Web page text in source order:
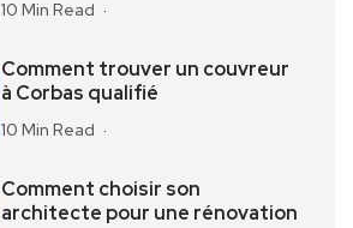
10 Min Read
Comment trouver un couvreur
à Corbas qualifié
10 Min Read
Comment choisir son
architecte pour une rénovation